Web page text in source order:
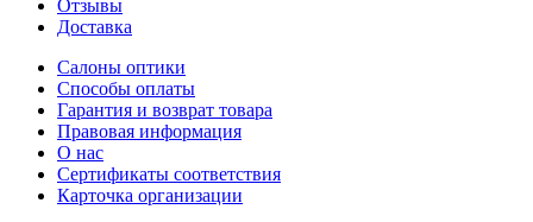
Отзывы
Доставка
Салоны оптики
Способы оплаты
Гарантия и возврат товара
Правовая информация
О нас
Сертификаты соответствия
Карточка организации